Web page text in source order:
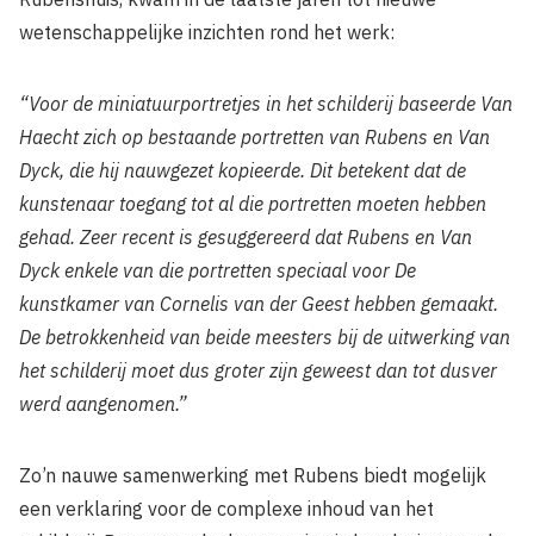
wetenschappelijke inzichten rond het werk:
“Voor de miniatuurportretjes in het schilderij baseerde Van
Haecht zich op bestaande portretten van Rubens en Van
Dyck, die hij nauwgezet kopieerde. Dit betekent dat de
kunstenaar toegang tot al die portretten moeten hebben
gehad. Zeer recent is gesuggereerd dat Rubens en Van
Dyck enkele van die portretten speciaal voor De
kunstkamer van Cornelis van der Geest hebben gemaakt.
De betrokkenheid van beide meesters bij de uitwerking van
het schilderij moet dus groter zijn geweest dan tot dusver
werd aangenomen.”
Zo’n nauwe samenwerking met Rubens biedt mogelijk
een verklaring voor de complexe inhoud van het